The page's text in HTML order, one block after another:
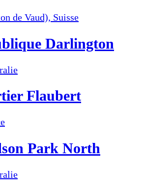
de Vaud), Suisse
Darlington
Flaubert
Park North